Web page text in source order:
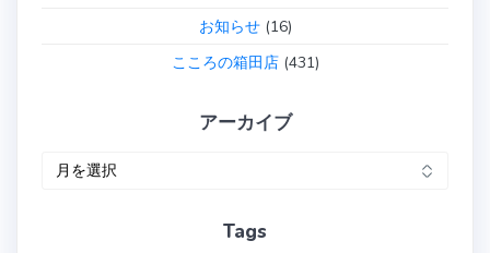
お知らせ(16)
こころの箱田店(431)
アーカイブ
イ
Tags